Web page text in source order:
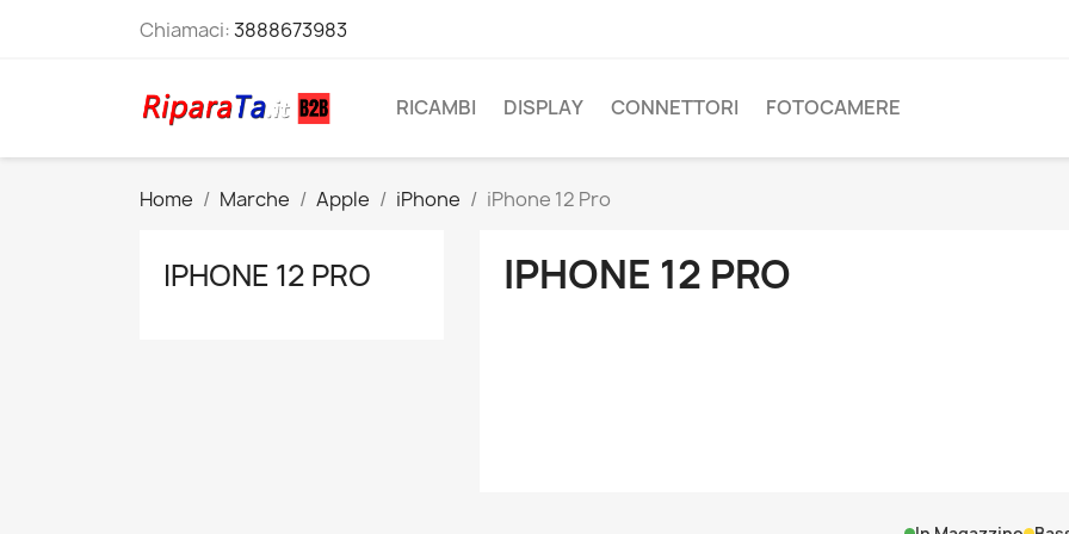
Chiamaci:3888673983
RICAMBI DISPLAY CONNETTORI FOTOCAMERE
Home Marche Apple iPhone iPhone 12 Pro
IPHONE 12 PRO IPHONE 12 PRO